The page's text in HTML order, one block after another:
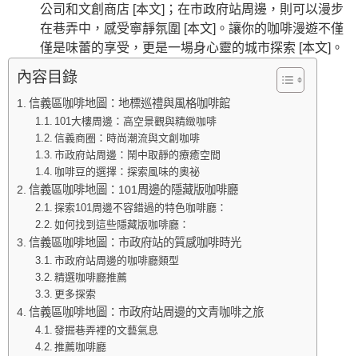
公司和文創商店 [本文]；在市政府站周邊，則可以漫步
在巷弄中，感受寧靜氛圍 [本文]。讓你的咖啡漫遊不僅
僅是味蕾的享受，更是一場身心靈的城市探索 [本文]。
內容目錄
信義區咖啡地圖：地標巡禮與風格咖啡館
101大樓周邊：高空景觀與精緻咖啡
信義商圈：時尚潮流與文創咖啡
市政府站周邊：鬧中取靜的療癒空間
咖啡豆的選擇：探索風味的奧祕
信義區咖啡地圖：101周邊的隱藏版咖啡廳
探索101周邊不容錯過的特色咖啡廳：
如何找到這些隱藏版咖啡廳：
信義區咖啡地圖：市政府站的質感咖啡時光
市政府站周邊的咖啡廳類型
精選咖啡廳推薦
更多探索
信義區咖啡地圖：市政府站周邊的文青咖啡之旅
發掘巷弄裡的文藝氣息
推薦咖啡廳